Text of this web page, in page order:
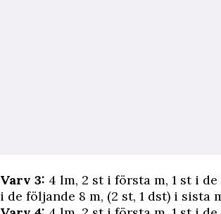
Varv 3: 4 lm, 2 st i första m, 1 st i
i de följande 8 m, (2 st, 1 dst) i sista